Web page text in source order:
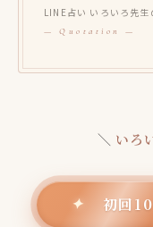
LINE占い いろいろ先生
＼ いろ
✦ 初回